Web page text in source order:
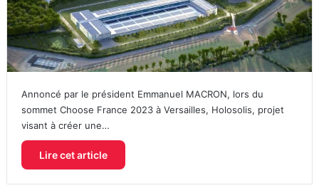
Annoncé par le président Emmanuel MACRON, lors du
sommet Choose France 2023 à Versailles, Holosolis, projet
visant à créer une…
Lire cet article